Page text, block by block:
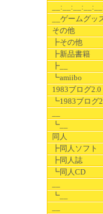
__ゲームグッ
その他
┣その他
┣新品書籍
┣__
┗amiibo
1983ブログ2.0
┗1983ブログ
┗__
同人
┣同人ソフト
┣同人誌
┗同人CD
┗__